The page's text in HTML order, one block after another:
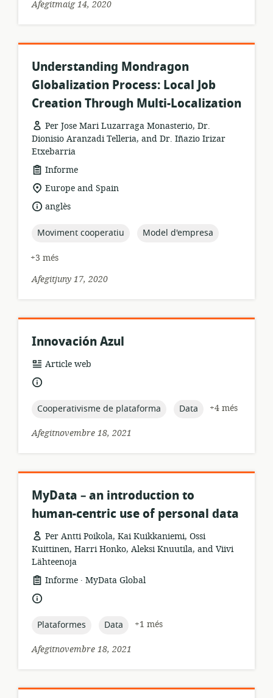
Afegitmaig 14, 2020
Understanding Mondragon
Globalization Process: Local Job
Creation Through Multi-Localization
Per Jose Mari Luzarraga Monasterio, Dr.
Dionisio Aranzadi Telleria, and Dr. Iñazio Irizar
Etxebarria
format
dels
recursos:
Informe
ubicació
rellevant:
Europe and Spain
idioma:
anglès
topic:
Moviment cooperatiu topic:
Model d'empresa
+3 més
Afegitjuny 17, 2020
Innovación Azul
formatArticle web
idioma:
topic:
Cooperativisme de plataforma topic:
Data
+4 més
Afegitnovembre 18, 2021
MyData – an introduction to
human-centric use of personal data
Per Antti Poikola, Kai Kuikkaniemi, Ossi
Kuittinen, Harri Honko, Aleksi Knuutila, and Viivi
Lähteenoja
formatInforme .
publicador:
MyData Global
idioma:
topic:
Plataformes topic:
Data
+1 més
Afegitnovembre 18, 2021